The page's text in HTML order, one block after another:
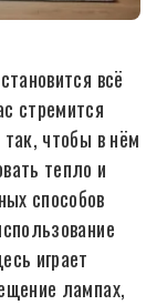
всё
стремится
чтобы в нём
тепло и
способов
играет
лампах,